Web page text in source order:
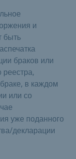
и
быть
браков или
реестра,
в каждом
или со
уже поданного
декларации